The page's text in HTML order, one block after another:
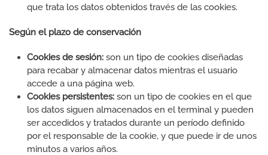
que trata los datos obtenidos través de las cookies.
Según el plazo de conservación
Cookies de sesión: son un tipo de cookies diseñadas
para recabar y almacenar datos mientras el usuario
accede a una página web.
Cookies persistentes: son un tipo de cookies en el que
los datos siguen almacenados en el terminal y pueden
ser accedidos y tratados durante un período definido
por el responsable de la cookie, y que puede ir de unos
minutos a varios años.